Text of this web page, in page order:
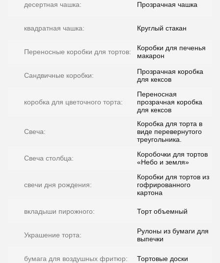
десертная чашка: Прозрачная чашка
квадратная чашка: Круглый стакан
Переносные коробки для тортов:
Коробки для печенья
макарон
Сандвичные коробки:
Прозрачная коробка
для кексов
коробка для цветочного торта:
Переносная
прозрачная коробка
для кексов
Свеча:
Коробка для торта в
виде перевернутого
треугольника.
Свеча столбца:
Коробочки для тортов
«Небо и земля»
свечи дня рождения:
Коробки для тортов из
гофрированного
картона
вкладыши пирожного: Торт объемный
Украшение торта:
Рулоны из бумаги для
выпечки
бумага для воздушных фритюр: Тортовые доски